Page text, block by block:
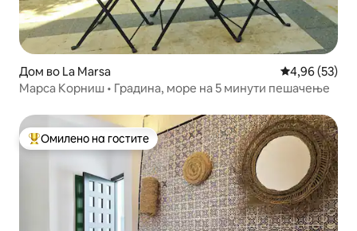
Дом во La Marsa Просечна
4,96 (53)
Марса Корниш • Градина, море на 5 минути пешачење
Меѓу најуспешните „Омилени на гостите“
Омилено на гостите